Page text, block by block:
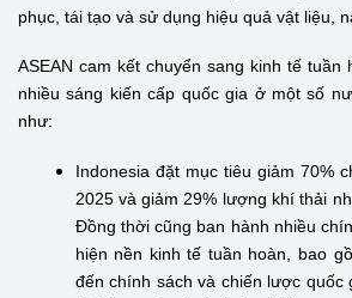
phục, tái tạo và sử dụng hiệu quả vật liệu,
ASEAN cam kết chuyển sang kinh tế
nhiều sáng kiến cấp quốc gia ở một số
như:
Indonesia đặt mục tiêu giảm 70%
2025 và giảm 29% lượng khí thải
Đồng thời cũng ban hành nhiều
hiện nền kinh tế tuần hoàn, bao
đến chính sách và chiến lược quốc